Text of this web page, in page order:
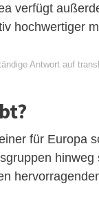
verfügt
hochwertiger
Antwort auf
für Europa